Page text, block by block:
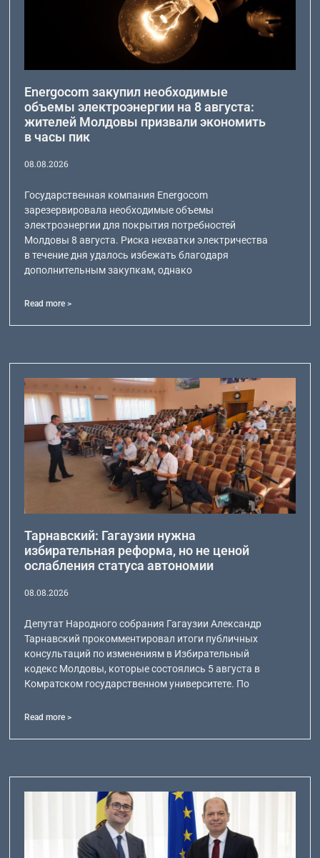
Energocom закупил необходимые
объемы электроэнергии на 8 августа:
жителей Молдовы призвали экономить
в часы пик
08.08.2026
Государственная компания Energocom
зарезервировала необходимые объемы
электроэнергии для покрытия потребностей
Молдовы 8 августа. Риска нехватки электричества
в течение дня удалось избежать благодаря
дополнительным закупкам, однако
Read more >
Тарнавский: Гагаузии нужна
избирательная реформа, но не ценой
ослабления статуса автономии
08.08.2026
Депутат Народного собрания Гагаузии Александр
Тарнавский прокомментировал итоги публичных
консультаций по изменениям в Избирательный
кодекс Молдовы, которые состоялись 5 августа в
Комратском государственном университете. По
Read more >